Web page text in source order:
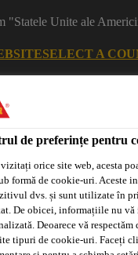
"Statele Unite ale
SELECT A
Sisteme
de preferințe pentru
orice site web, acesta
formă de cookie-uri. Aceste
dvs. și sunt utilizate în
De obicei, informațiile nu
Deoarece vă
tipuri de cookie-uri. Faceți